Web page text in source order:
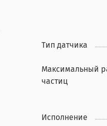
Тип датчика
Максимальный
частиц
Исполнение